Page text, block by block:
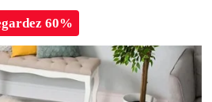
60%